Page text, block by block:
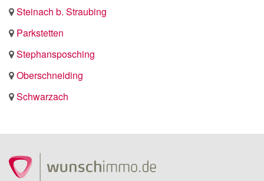
Steinach b. Straubing
Parkstetten
Stephansposching
Oberschneiding
Schwarzach